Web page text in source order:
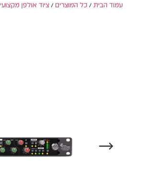
עמוד הבית/ כל המוצרים /ציוד אולפן מקצועי